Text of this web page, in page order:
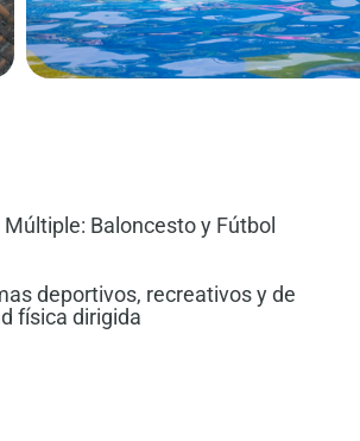
Baloncesto y Fútbol
deportivos, recreativos y de
física dirigida​​